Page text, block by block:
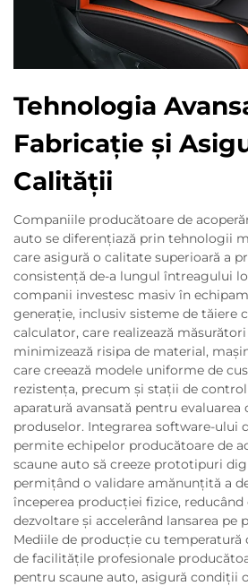
Tehnologia
Fabricație și
Calității
Companiile producătoare de
auto se diferențiază prin tehnologii
care asigură o calitate superioară a
consistență de-a lungul întreagului
companii investesc masiv în
generație, inclusiv sisteme de tăiere
calculator, care realizează
minimizează risipa de material,
care creează modele uniforme de
rezistența, precum și stații de
aparatură avansată pentru evaluarea
produselor. Integrarea software-ului
permite echipelor producătoare de
scaune auto să creeze prototipuri
permițând o validare amănunțită a
începerea producției fizice,
dezvoltare și accelerând lansarea pe
Mediile de producție cu
de facilitățile profesionale
pentru scaune auto, asigură condiții